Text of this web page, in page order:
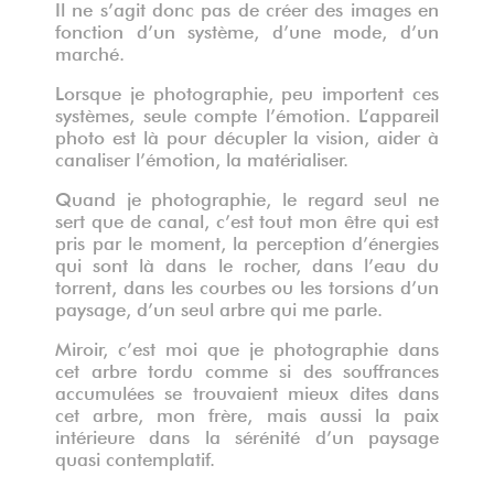
Il ne s’agit donc pas de créer des images en
fonction d’un système, d’une mode, d’un
marché.
Lorsque je photographie, peu importent ces
systèmes, seule compte l’émotion. L’appareil
photo est là pour décupler la vision, aider à
canaliser l’émotion, la matérialiser.
Quand je photographie, le regard seul ne
sert que de canal, c’est tout mon être qui est
pris par le moment, la perception d’énergies
qui sont là dans le rocher, dans l’eau du
torrent, dans les courbes ou les torsions d’un
paysage, d’un seul arbre qui me parle.
Miroir, c’est moi que je photographie dans
cet arbre tordu comme si des souffrances
accumulées se trouvaient mieux dites dans
cet arbre, mon frère, mais aussi la paix
intérieure dans la sérénité d’un paysage
quasi contemplatif.